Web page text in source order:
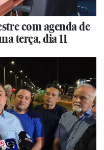
com agenda de
terça, dia 11